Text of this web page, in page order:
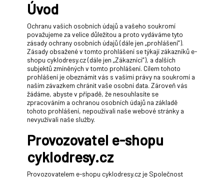
Úvod
Ochranu vašich osobních údajů a vašeho soukromí
považujeme za velice důležitou a proto vydáváme tyto
zásady ochrany osobních údajů (dále jen „prohlášení”).
Zásady obsažené v tomto prohlášení se týkají zákazníků e-
shopu cyklodresy.cz (dále jen „Zákazníci”), a dalších
subjektů zmíněných v tomto prohlášení. Cílem tohoto
prohlášení je obeznámit vás s vašimi právy na soukromí a
naším závazkem chránit vaše osobní data. Zároveň vás
žádáme, abyste v případě, že nesouhlasíte se
zpracováním a ochranou osobních údajů na základě
tohoto prohlášení, nepoužívali naše webové stránky a
nevyužívali naše služby.
Provozovatel e-shopu
cyklodresy.cz
Provozovatelem e-shopu cyklodresy.cz je Společnost